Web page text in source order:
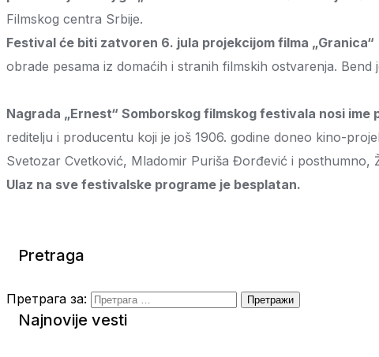
Filmskog centra Srbije.
Festival će biti zatvoren 6. jula projekcijom filma „Granica“
obrade pesama iz domaćih i stranih filmskih ostvarenja.
Nagrada „Ernest“ Somborskog filmskog festivala nosi
reditelju i producentu koji je još 1906. godine doneo kino-
Svetozar Cvetković, Mladomir Puriša Đorđević i posthumno,
Ulaz na sve festivalske programe je besplatan.
Pretraga
Претрага за:
Najnovije vesti